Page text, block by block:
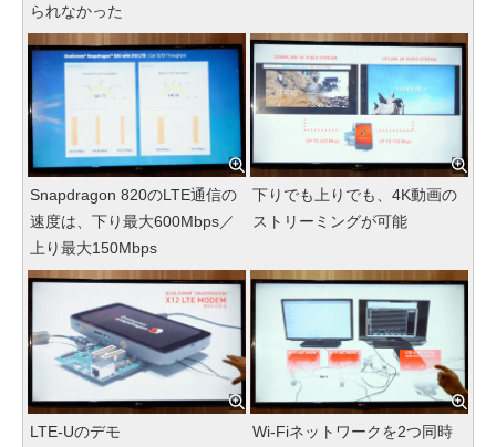
られなかった
Snapdragon 820のLTE通信の
速度は、下り最大600Mbps／
上り最大150Mbps
下りでも上りでも、4K動画の
ストリーミングが可能
LTE-Uのデモ
Wi-Fiネットワークを2つ同時